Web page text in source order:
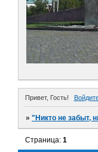
Привет, Гость!
»"Никто не забыт,
Страница:1